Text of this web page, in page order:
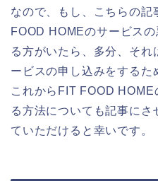
なので、もし、こちらの
FOOD HOMEのサービス
る方がいたら、多分、そ
ービスの申し込みをするた
これからFIT FOOD
る方法についても記事にさ
ていただけると幸いです。